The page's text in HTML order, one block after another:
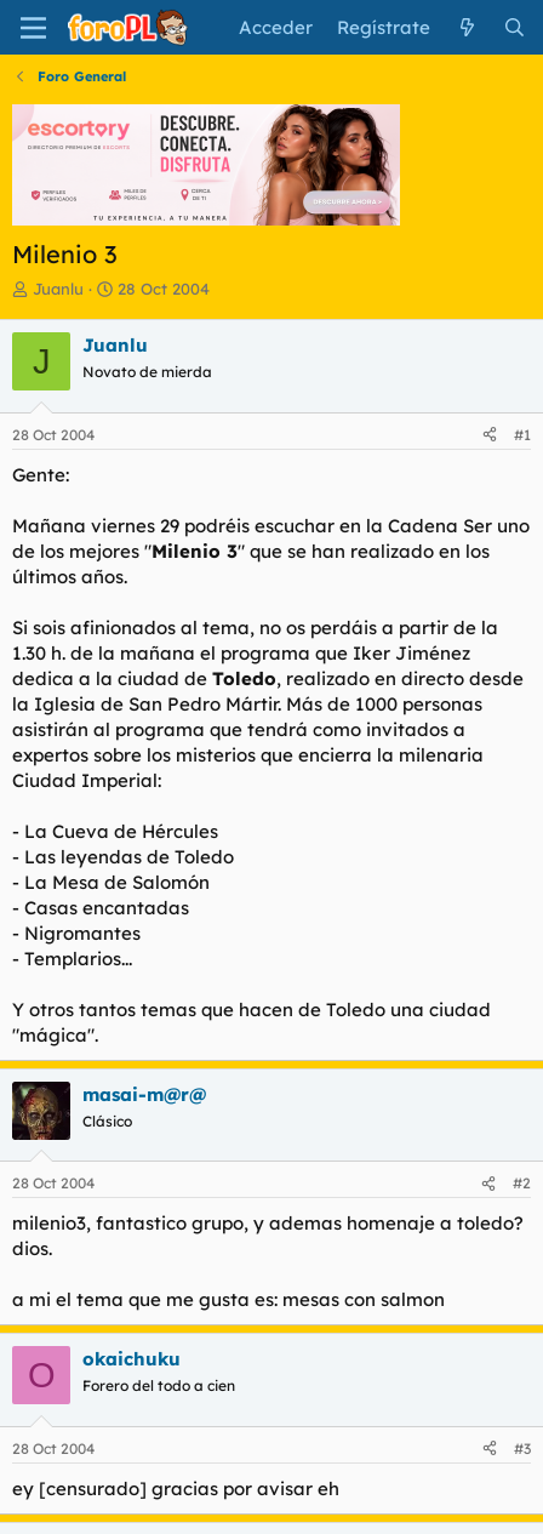
Acceder Regístrate
Foro General
Milenio 3
I
i
c
i
a
d
o
d
l
t
e
Juanlu
F
h
a
e
i
o
28 Oct 2004
J Juanlu
Novato de mierda
28 Oct 2004 #1
Gente:
Mañana viernes 29 podréis escuchar en la Cadena Ser uno
de los mejores "Milenio 3" que se han realizado en los
últimos años.
Si sois afinionados al tema, no os perdáis a partir de la
1.30 h. de la mañana el programa que Iker Jiménez
dedica a la ciudad de Toledo, realizado en directo desde
la Iglesia de San Pedro Mártir. Más de 1000 personas
asistirán al programa que tendrá como invitados a
expertos sobre los misterios que encierra la milenaria
Ciudad Imperial:
- La Cueva de Hércules
- Las leyendas de Toledo
- La Mesa de Salomón
- Casas encantadas
- Nigromantes
- Templarios...
Y otros tantos temas que hacen de Toledo una ciudad
"mágica".
masai-m@r@
Clásico
28 Oct 2004 #2
milenio3, fantastico grupo, y ademas homenaje a toledo?
dios.
a mi el tema que me gusta es: mesas con salmon
O okaichuku
Forero del todo a cien
28 Oct 2004 #3
ey [censurado] gracias por avisar eh